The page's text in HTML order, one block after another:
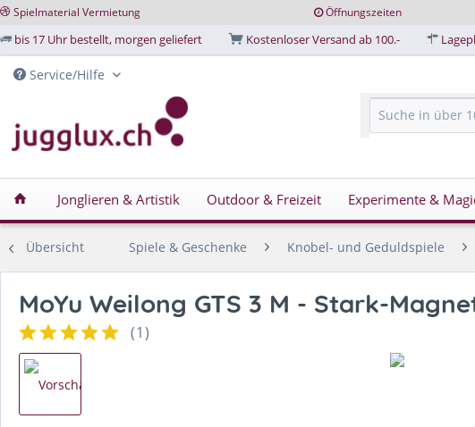
Spielmaterial Vermietung Öffnungszeiten
bis 17 Uhr bestellt, morgen geliefert Kostenloser Versand ab 100.-
Service/Hilfe
Jonglieren & Artistik Outdoor & Freizeit Experimente &
Übersicht Spiele & Geschenke Knobel- und Geduldspiele
MoYu Weilong GTS 3 M - Stark-
(1)